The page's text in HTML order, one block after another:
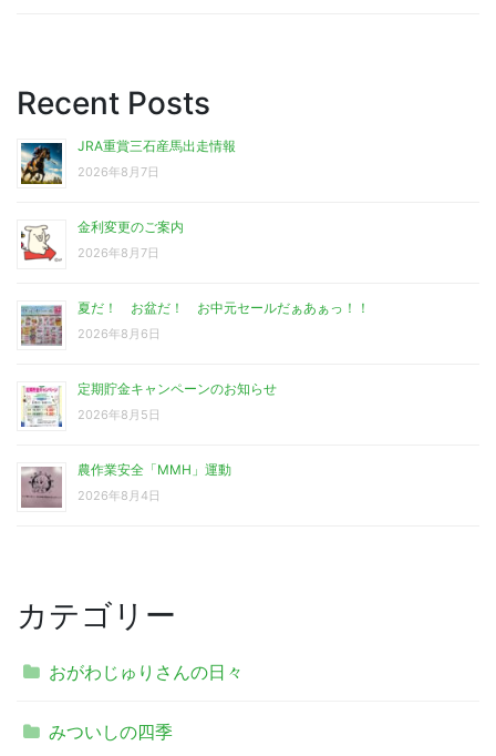
Recent Posts
JRA重賞三石産馬出走情報
2026年8月7日
金利変更のご案内
2026年8月7日
夏だ！ お盆だ！ お中元セールだぁあぁっ！！
2026年8月6日
定期貯金キャンペーンのお知らせ
2026年8月5日
農作業安全「MMH」運動
2026年8月4日
カテゴリー
おがわじゅりさんの日々
みついしの四季